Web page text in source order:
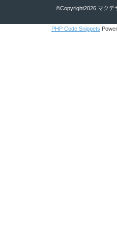
©Copyright2026 マクデ
PHP Code Snippets